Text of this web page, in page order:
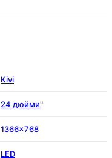
Kivi
24 дюйми"
1366×768
LED